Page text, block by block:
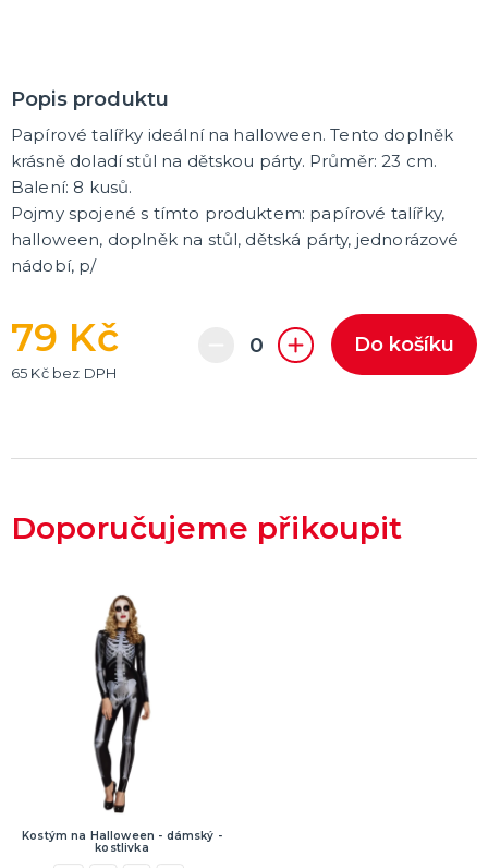
Popis produktu
Papírové talířky ideální na halloween. Tento doplněk
krásně doladí stůl na dětskou párty. Průměr: 23 cm.
Balení: 8 kusů.
Pojmy spojené s tímto produktem: papírové talířky,
halloween, doplněk na stůl, dětská párty, jednorázové
nádobí, p/
79 Kč
65 Kč bez DPH
Do košíku
Doporučujeme přikoupit
Kostým na Halloween - dámský -
kostlivka